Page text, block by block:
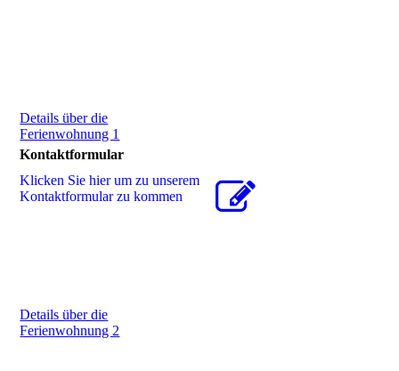
Details über die
Ferienwohnung 1
Kontaktformular
Klicken Sie hier um zu unserem
Kon­takt­for­mu­lar zu kommen
Details über die
Ferienwohnung 2